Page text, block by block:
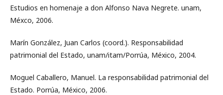
Estudios en homenaje a don Alfonso Nava Negrete. unam,
Méxco, 2006.
Marín González, Juan Carlos (coord.). Responsabilidad
patrimonial del Estado, unam/itam/Porrúa, México, 2004.
Moguel Caballero, Manuel. La responsabilidad patrimonial del
Estado. Porrúa, México, 2006.